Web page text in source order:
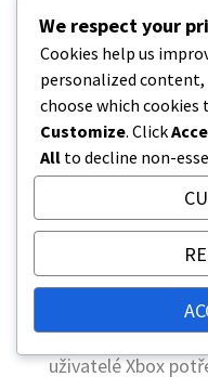
Kromě toho
obsah (DLC) nebo
určitých regionech.
platformy pro
nastavení vašeho
polohu, abyste se
Rozdíly
Různé platformy
požadavky na
PlayStation
PlayStation Plus
uživatelé Xbox
We respect your
Cookies help us
personalized content,
choose which
Customize. Click
All to decline non-